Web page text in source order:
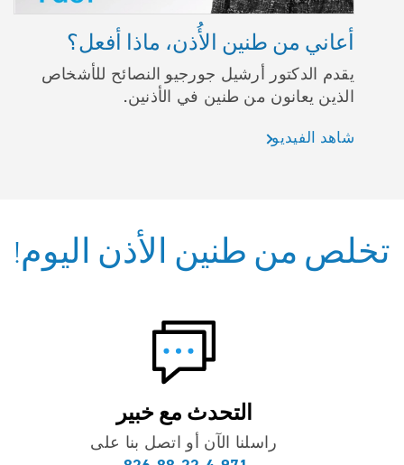
أعاني من طنين الأُذن، ماذا أفعل؟
يقدم الدكتور أرشيل جورجيو النصائح للأشخاص
الذين يعانون من طنين في الأذنين.
شاهد الفيديو
تخلص من طنين الأذن اليوم!
التحدث مع خبير
راسلنا الآن أو اتصل بنا على